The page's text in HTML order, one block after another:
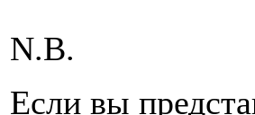
N.B.
Если вы